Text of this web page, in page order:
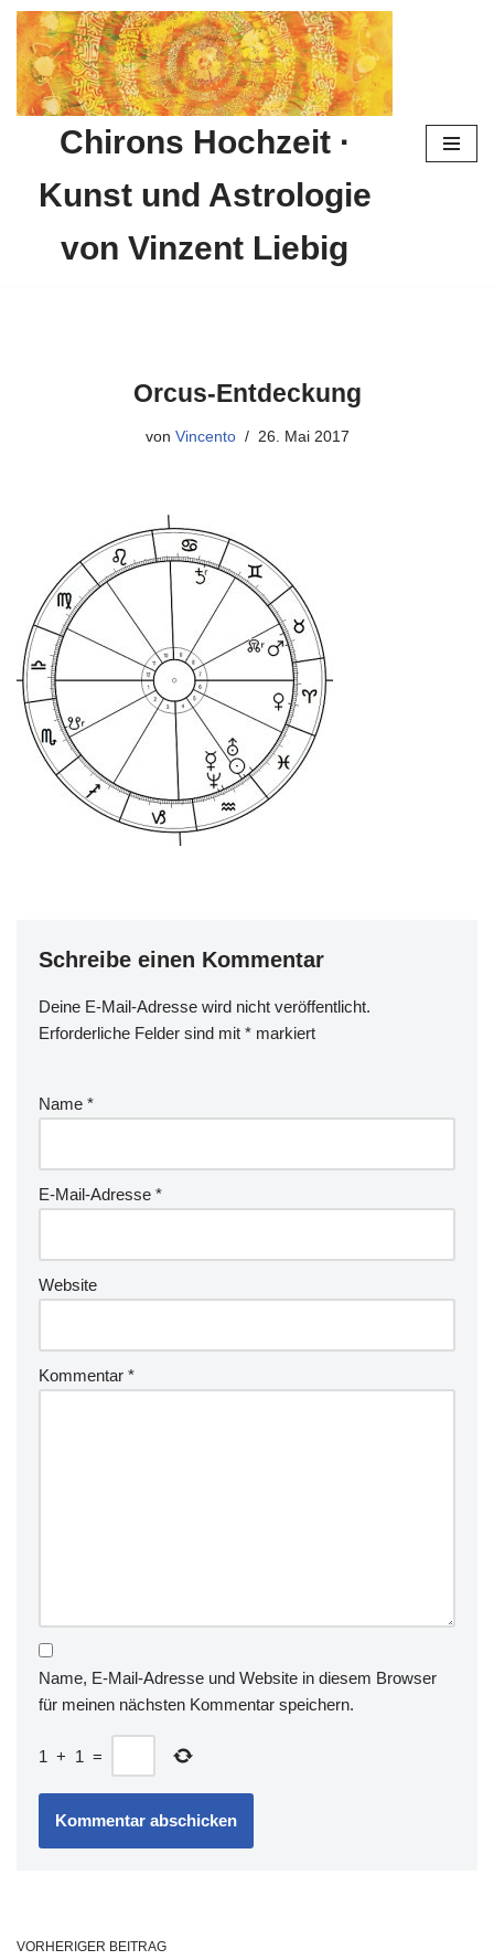
Zum
Inhalt
springen
Chirons Hochzeit ·
Kunst und Astrologie
von Vinzent Liebig
Orcus-Entdeckung
von Vincento 26. Mai 2017
Schreibe einen Kommentar
Deine E-Mail-Adresse wird nicht veröffentlicht.
Erforderliche Felder sind mit * markiert
Name *
E-Mail-Adresse *
Website
Kommentar *
Name, E-Mail-Adresse und Website in diesem Browser
für meinen nächsten Kommentar speichern.
1 + 1 =
VORHERIGER BEITRAG